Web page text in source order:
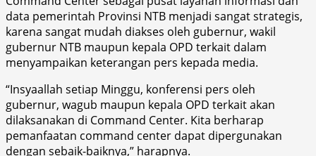
data pemerintah Provinsi NTB menjadi sangat strategis,
karena sangat mudah diakses oleh gubernur, wakil
gubernur NTB maupun kepala OPD terkait dalam
menyampaikan keterangan pers kepada media.
“Insyaallah setiap Minggu, konferensi pers oleh
gubernur, wagub maupun kepala OPD terkait akan
dilaksanakan di Command Center. Kita berharap
pemanfaatan command center dapat dipergunakan
dengan sebaik-baiknya,” harapnya.